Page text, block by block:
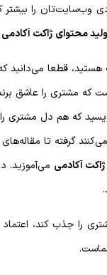
وب‌سایت‌تان را
محتوای ژاکت آکادمی
که مشتری را عاشق
که هم دل مشتری
گرفته تا
آکادمی می‌آموزید.
را جذب کند،